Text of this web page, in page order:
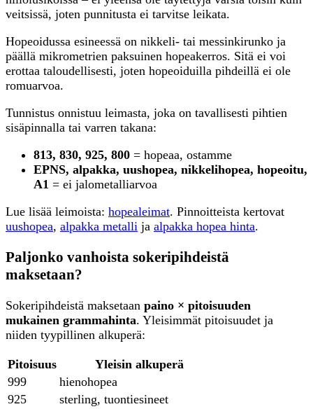
veitsissä, joten punnitusta ei tarvitse leikata.
Hopeoidussa esineessä on nikkeli- tai messinkirunko ja
päällä mikrometrien paksuinen hopeakerros. Sitä ei voi
erottaa taloudellisesti, joten hopeoiduilla pihdeillä ei ole
romuarvoa.
Tunnistus onnistuu leimasta, joka on tavallisesti pihtien
sisäpinnalla tai varren takana:
813, 830, 925, 800 = hopeaa, ostamme
EPNS, alpakka, uushopea, nikkelihopea, hopeoitu,
A1 = ei jalometalliarvoa
Lue lisää leimoista: hopealeimat. Pinnoitteista kertovat
uushopea, alpakka metalli ja alpakka hopea hinta.
Paljonko vanhoista sokeripihdeistä
maksetaan?
Sokeripihdeistä maksetaan paino × pitoisuuden
mukainen grammahinta. Yleisimmät pitoisuudet ja
niiden tyypillinen alkuperä:
Pitoisuus
Yleisin alkuperä
999
hienohopea
925
sterling, tuontiesineet